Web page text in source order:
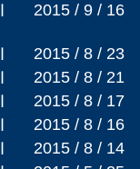
2015 / 9 / 16
2015 / 8 / 23
2015 / 8 / 21
2015 / 8 / 17
2015 / 8 / 16
2015 / 8 / 14